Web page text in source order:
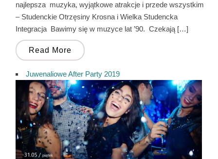
najlepsza muzyka, wyjątkowe atrakcje i przede wszystkim
– Studenckie Otrzęsiny Krosna i Wielka Studencka
Integracja Bawimy się w muzyce lat ’90. Czekają […]
Read More
Juwenaliowe After Party 2019